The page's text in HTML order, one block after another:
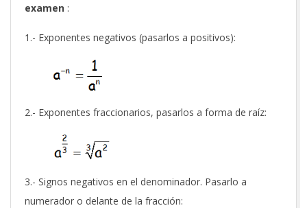
examen :
1.- Exponentes negativos (pasarlos a positivos):
2.- Exponentes fraccionarios, pasarlos a forma de raíz:
3.- Signos negativos en el denominador. Pasarlo a
numerador o delante de la fracción: